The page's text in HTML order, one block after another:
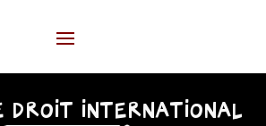
DROIT INTERNATIONAL